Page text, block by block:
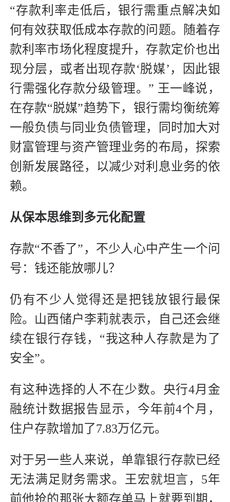
“存款利率走低后，银行需重点解决如
何有效获取低成本存款的问题。随着存
款利率市场化程度提升，存款定价也出
现分层，或者出现存款‘脱媒’，因此银
行需强化存款分级管理。” 王一峰说，
在存款“脱媒”趋势下，银行需均衡统筹
一般负债与同业负债管理，同时加大对
财富管理与资产管理业务的布局，探索
创新发展路径，以减少对利息业务的依
赖。
从保本思维到多元化配置
存款“不香了”，不少人心中产生一个问
号：钱还能放哪儿？
仍有不少人觉得还是把钱放银行最保
险。山西储户李莉就表示，自己还会继
续在银行存钱，“我这种人存款是为了
安全”。
有这种选择的人不在少数。央行4月金
融统计数据报告显示，今年前4个月，
住户存款增加了7.83万亿元。
对于另一些人来说，单靠银行存款已经
无法满足财务需求。王宏就坦言，5年
前他抢的那张大额存单马上就要到期，